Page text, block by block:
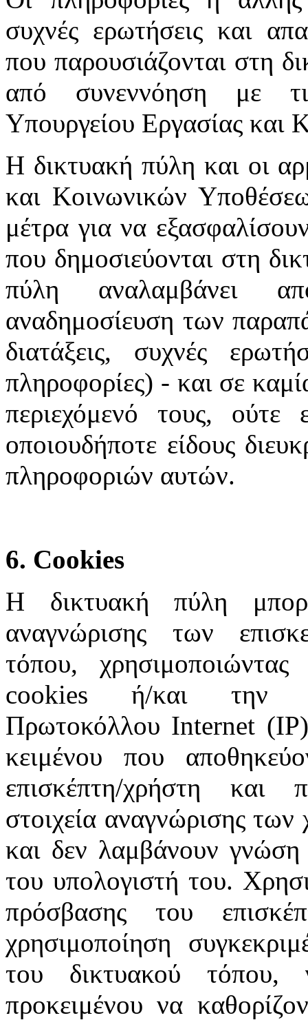
συχνές ερωτήσεις και
που παρουσιάζονται στη
από συνεννόηση με
Υπουργείου Εργασίας και
Η δικτυακή πύλη και οι
και Κοινωνικών
μέτρα για να
που δημοσιεύονται στη
πύλη αναλαμβάνει
αναδημοσίευση των
διατάξεις, συχνές
πληροφορίες) - και σε
περιεχόμενό τους, ούτε
οποιουδήποτε είδους
πληροφοριών αυτών.
6. Cookies
Η δικτυακή πύλη
αναγνώρισης των
τόπου, χρησιμοποιώντας
cookies ή/και την
Πρωτοκόλλου Internet
κειμένου που
επισκέπτη/χρήστη και
στοιχεία αναγνώρισης
και δεν λαμβάνουν γνώση
του υπολογιστή του.
πρόσβασης του
χρησιμοποίηση
του δικτυακού τόπου,
προκειμένου να